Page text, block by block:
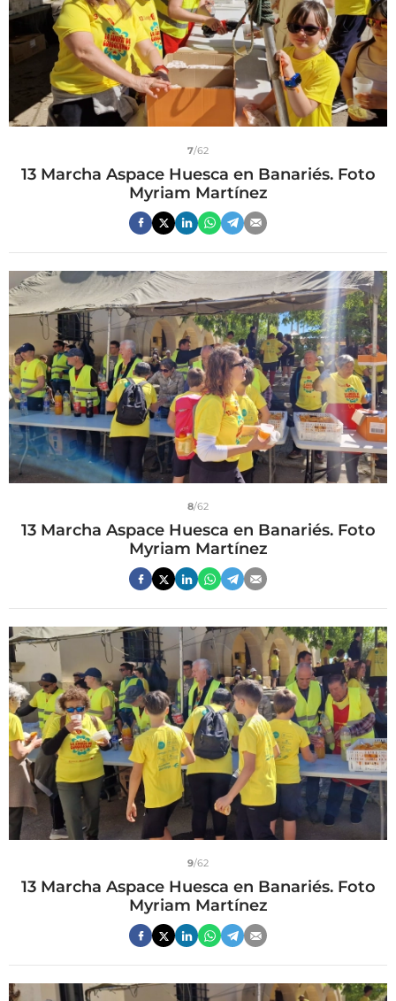
7/62
13 Marcha Aspace Huesca en Banariés. Foto
Myriam Martínez
8/62
13 Marcha Aspace Huesca en Banariés. Foto
Myriam Martínez
9/62
13 Marcha Aspace Huesca en Banariés. Foto
Myriam Martínez